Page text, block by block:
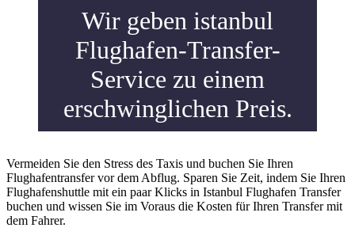
Wir geben istanbul
Flughafen-Transfer-
Service zu einem
erschwinglichen Preis.
Vermeiden Sie den Stress des Taxis und buchen Sie Ihren
Flughafentransfer vor dem Abflug. Sparen Sie Zeit, indem Sie Ihren
Flughafenshuttle mit ein paar Klicks in Istanbul Flughafen Transfer
buchen und wissen Sie im Voraus die Kosten für Ihren Transfer mit
dem Fahrer.